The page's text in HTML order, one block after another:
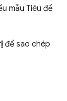
mẫu Tiêu đề
để sao chép